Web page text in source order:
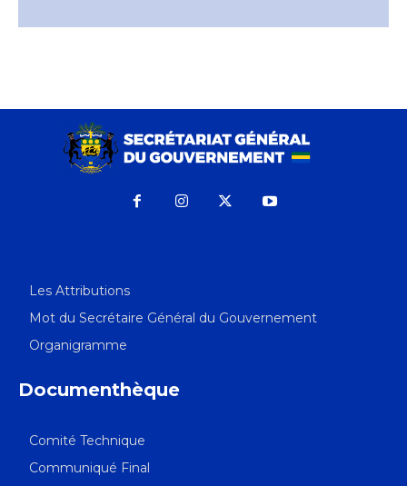
Les Attributions
Mot du Secrétaire Général du Gouvernement
Organigramme
Documenthèque
Comité Technique
Communiqué Final